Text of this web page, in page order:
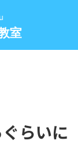
室
らいに